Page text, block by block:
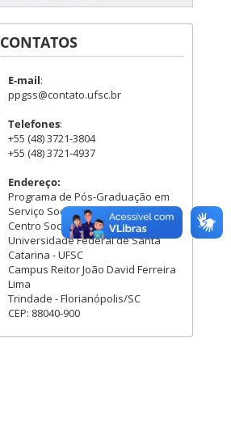
CONTATOS
E-mail:
ppgss@contato.ufsc.br
Telefones:
+55 (48) 3721-3804
+55 (48) 3721-4937
Endereço:
Programa de Pós-Graduação em
Serviço Social - PPGSS
Centro Socioeconômico - CSE
Universidade Federal de Santa
Catarina - UFSC
Campus Reitor João David Ferreira
Lima
Trindade - Florianópolis/SC
CEP: 88040-900